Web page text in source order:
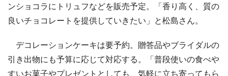
ンショコラにトリュフなどを販売予定。「香り高く、質の
良いチョコレートを提供していきたい」と松島さん。
デコレーションケーキは要予約。贈答品やブライダルの
引き出物にも予算に応じて対応する。「普段使いの食べや
すいお菓子やプレゼントとしても、気軽に立ち寄ってもら